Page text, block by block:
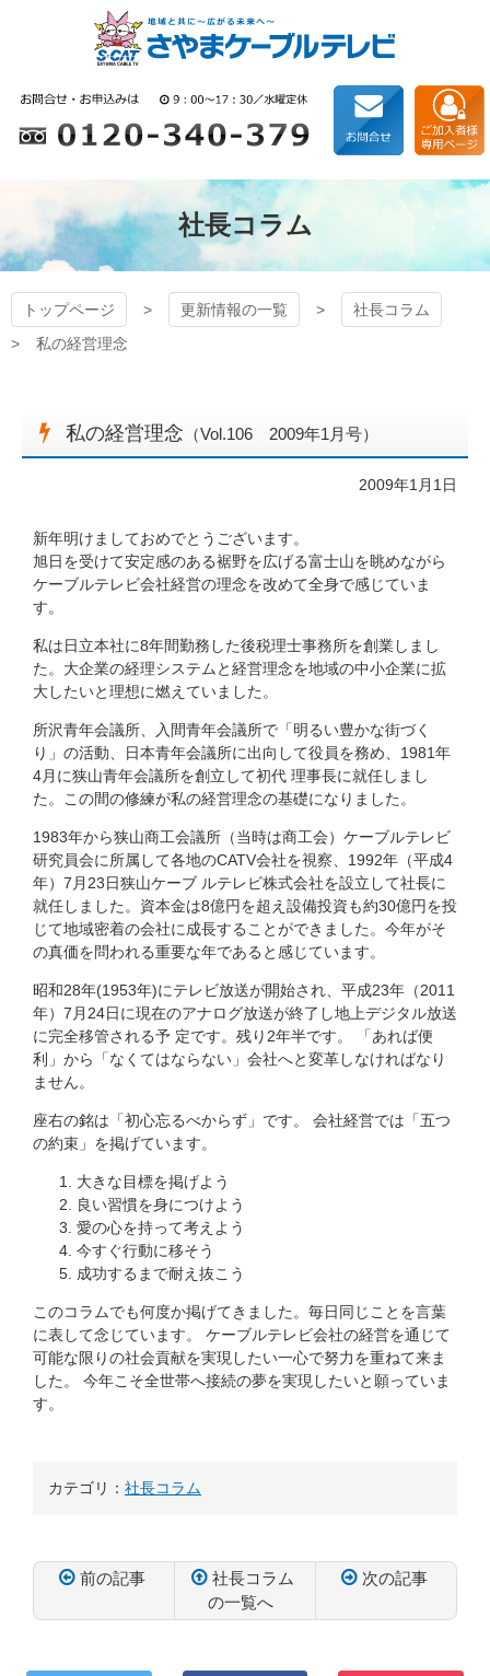
プ
狭山ケーブルテレビ
社長コラム
トップページ 更新情報の一覧
社長コラム
私の経営理念
私の経営理念 （Vol.106 2009年1月号）
2009年1月1日
新年明けましておめでとうございます。
旭日を受けて安定感のある裾野を広げる富士山を眺めながら
ケーブルテレビ会社経営の理念を改めて全身で感じていま
す。
私は日立本社に8年間勤務した後税理士事務所を創業しまし
た。大企業の経理システムと経営理念を地域の中小企業に拡
大したいと理想に燃えていました。
所沢青年会議所、入間青年会議所で「明るい豊かな街づく
り」の活動、日本青年会議所に出向して役員を務め、1981年
4月に狭山青年会議所を創立して初代 理事長に就任しまし
た。この間の修練が私の経営理念の基礎になりました。
1983年から狭山商工会議所（当時は商工会）ケーブルテレビ
研究員会に所属して各地のCATV会社を視察、1992年（平成4
年）7月23日狭山ケーブ ルテレビ株式会社を設立して社長に
就任しました。資本金は8億円を超え設備投資も約30億円を投
じて地域密着の会社に成長することができました。今年がそ
の真価を問われる重要な年であると感じています。
昭和28年(1953年)にテレビ放送が開始され、平成23年（2011
年）7月24日に現在のアナログ放送が終了し地上デジタル放送
に完全移管される予 定です。残り2年半です。 「あれば便
利」から「なくてはならない」会社へと変革しなければなり
ません。
座右の銘は「初心忘るべからず」です。 会社経営では「五つ
の約束」を掲げています。
大きな目標を掲げよう
良い習慣を身につけよう
愛の心を持って考えよう
今すぐ行動に移そう
成功するまで耐え抜こう
このコラムでも何度か掲げてきました。毎日同じことを言葉
に表して念じています。 ケーブルテレビ会社の経営を通じて
可能な限りの社会貢献を実現したい一心で努力を重ねて来ま
した。 今年こそ全世帯へ接続の夢を実現したいと願っていま
す。
カテゴリ： 社長コラム
前の記事
社長コラム
の一覧へ
次の記事